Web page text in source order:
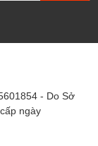
- Do Sở
ngày